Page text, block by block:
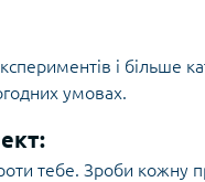
і більше
умовах.
тебе. Зроби кожну